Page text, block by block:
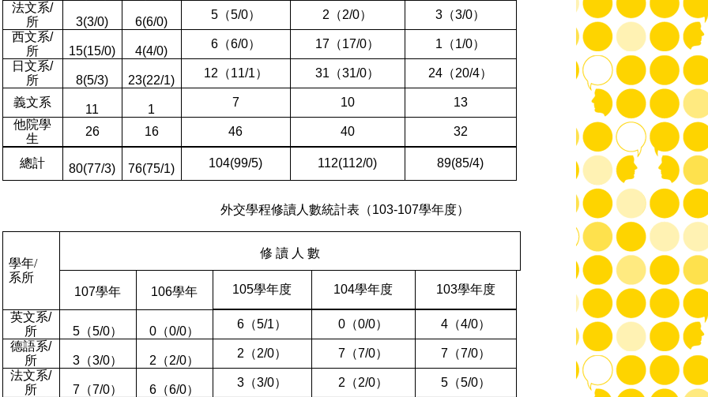
法文系/
所
3(3/0) 6(6/0)
5（5/0） 2 （2/0） 3 （3/0）
西文系/
所
15(15/0) 4(4/0)
6（6/0） 17 （17/0） 1 （1/0）
日文系/
所
8(5/3) 23(22/1)
12 （11/1） 31 （31/0） 24 （20/4）
義文系
11 1
7 10
13
他院學
生
26 16 46 40 32
總計 80(77/3) 76(75/1) 104(99/5) 112(112/0) 89(85/4)
外交學程修讀人數統計表（103-107學年度）
學年/
系所
修 讀 人 數
107學年 106學年 105學年度 104學年度 103學年度
英文系/
所
5 （5/0） 0 （0/0）
6 （5/1） 0 （0/0） 4（4/0）
德語系/
所
3 （3/0） 2 （2/0）
2 （2/0） 7 （7/0） 7（7/0）
法文系/
所
7 （7/0） 6 （6/0）
3 （3/0） 2 （2/0） 5（5/0）